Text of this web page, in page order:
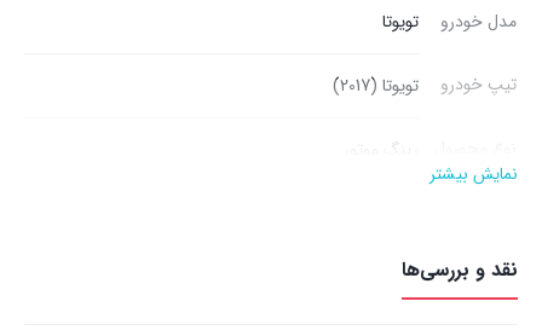
یا فولاد ساخته می‌شوند و در اندازه‌های مختلف موجود هستند.
فولادی هستند و می‌توانند به بهبود عملکرد خودرو کمک کنند. این
هستند و مقاومت بیشتری در برابر ضربه دارند. با این حال، این رینگ‌ها
مدل خودرو تویوتا
تیپ خودرو تویوتا (2017)
رینگ موتور
نمایش بیشتر
نقد و بررسی‌ها